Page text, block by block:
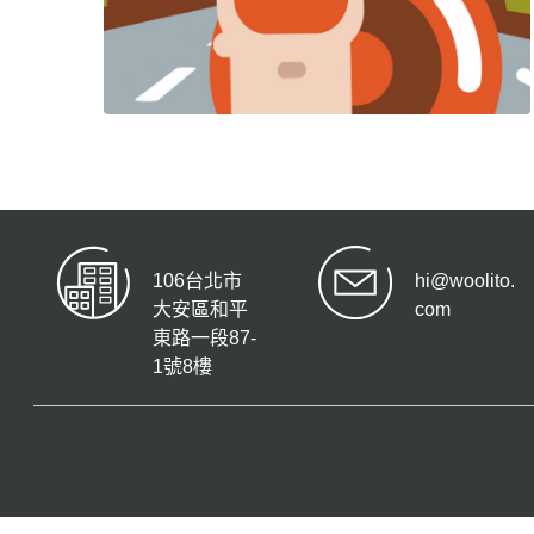
106台北市
大安區和平
東路一段87-
1號8樓
hi@woolito.
com